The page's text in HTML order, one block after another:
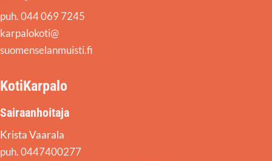
puh. 044 069 7245
karpalokoti@
suomenselanmuisti.fi
KotiKarpalo
Sairaanhoitaja
Krista Vaarala
puh. 0447400277